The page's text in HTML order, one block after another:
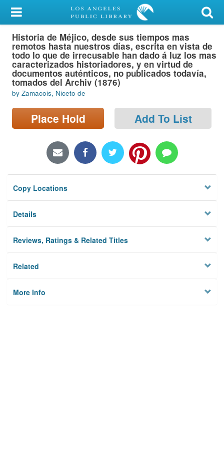
My Account
Library Card
Sign In
Search
Locations/Hours (external
Historia de Méjico, desde sus tiempos mas
remotos hasta nuestros días, escrita en vista de
todo lo que de irrecusable han dado á luz los mas
caracterizados historiadores, y en virtud de
documentos auténticos, no publicados todavía,
tomados del Archiv (1876)
by Zamacois, Niceto de
Place Hold Add To List
Copy Locations
Details
Reviews, Ratings & Related Titles
Related
More Info